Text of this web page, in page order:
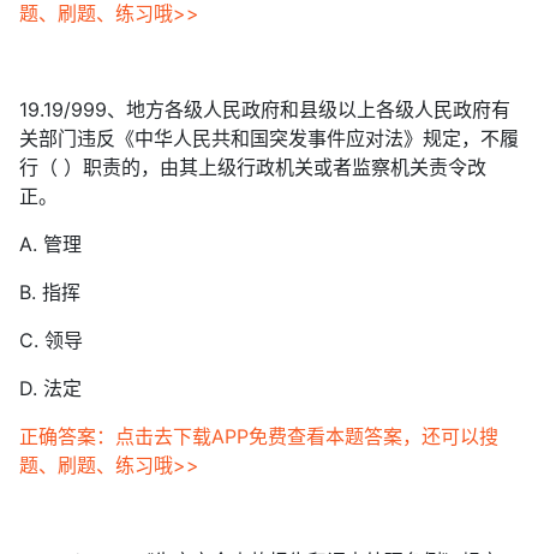
题、刷题、练习哦>>
19.19/999、地方各级人民政府和县级以上各级人民政府有
关部门违反《中华人民共和国突发事件应对法》规定，不履
行（ ）职责的，由其上级行政机关或者监察机关责令改
正。
A. 管理
B. 指挥
C. 领导
D. 法定
正确答案：点击去下载APP免费查看本题答案，还可以搜
题、刷题、练习哦>>